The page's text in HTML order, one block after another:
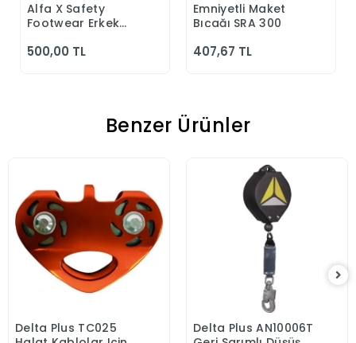
Sepete Ekle
Alfa X Safety
Footwear Erkek
Klasik Ayakkabı
500,00 TL
Sepete Ekle
Emniyetli Maket
Bıçağı SRA 300
407,67 TL
Benzer Ürünler
Sepete Ekle
Delta Plus TC025
Sepete Ekle
Delta Plus AN10006T